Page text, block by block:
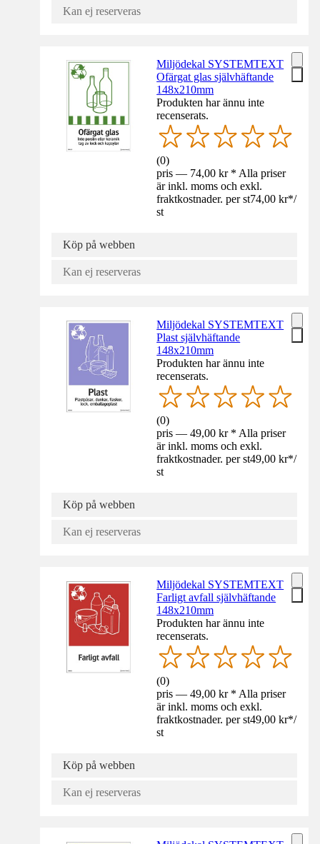
Kan ej reserveras
Miljödekal SYSTEMTEXT
Ofärgat glas självhäftande
148x210mm
Produkten har ännu inte
recenserats.
(0)
pris — 74,00 kr * Alla priser
är inkl. moms och exkl.
fraktkostnader. per st74,00 kr*/
st
Köp på webben
Kan ej reserveras
Miljödekal SYSTEMTEXT
Plast självhäftande
148x210mm
Produkten har ännu inte
recenserats.
(0)
pris — 49,00 kr * Alla priser
är inkl. moms och exkl.
fraktkostnader. per st49,00 kr*/
st
Köp på webben
Kan ej reserveras
Miljödekal SYSTEMTEXT
Farligt avfall självhäftande
148x210mm
Produkten har ännu inte
recenserats.
(0)
pris — 49,00 kr * Alla priser
är inkl. moms och exkl.
fraktkostnader. per st49,00 kr*/
st
Köp på webben
Kan ej reserveras